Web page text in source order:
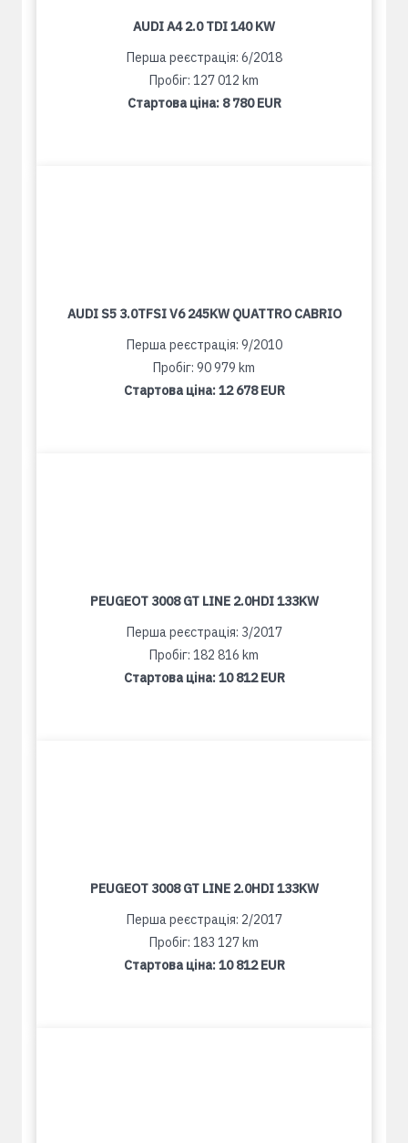
AUDI A4 2.0 TDI 140 KW
Перша реєстрація: 6/2018
Пробіг: 127 012 km
Стартова ціна: 8 780 EUR
AUDI S5 3.0TFSI V6 245KW QUATTRO CABRIO
Перша реєстрація: 9/2010
Пробіг: 90 979 km
Стартова ціна:12 678 EUR
PEUGEOT 3008 GT LINE 2.0HDI 133KW
Перша реєстрація: 3/2017
Пробіг: 182 816 km
Стартова ціна:10 812 EUR
PEUGEOT 3008 GT LINE 2.0HDI 133KW
Перша реєстрація: 2/2017
Пробіг: 183 127 km
Стартова ціна:10 812 EUR